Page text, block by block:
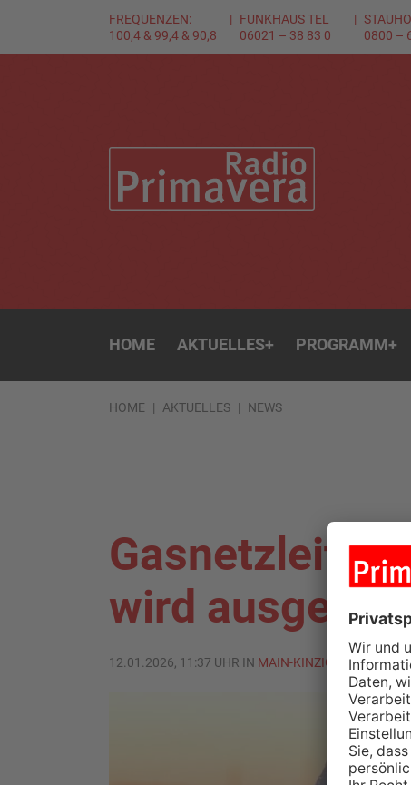
FREQUENZEN:
100,4 & 99,4 & 90,8
FUNKHAUS TEL
06021 – 38 83 0
0800 –
HOME AKTUELLES+ PROGRAMM+
HOME AKTUELLES NEWS
wird
12.01.2026, 11:37 UHR IN MAIN-KINZIG-KREIS